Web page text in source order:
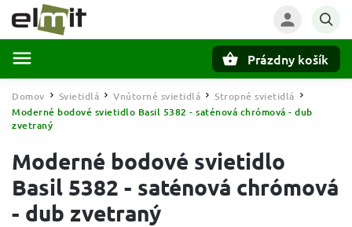
Prázdny košík
Domov / Svietidlá / Vnútorné svietidlá / Stropné svietidlá /
Moderné bodové svietidlo Basil 5382 - saténová chrómová - dub
zvetraný
Moderné bodové svietidlo
Basil 5382 - saténová chrómová
- dub zvetraný